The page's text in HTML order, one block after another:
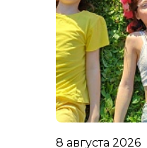
8 августа 2026